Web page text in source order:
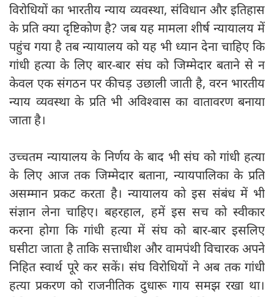
विरोधियों का भारतीय न्याय व्यवस्था, संविधान और इतिहास
के प्रति क्या दृष्टिकोण है? जब यह मामला शीर्ष न्यायालय में
पहुंच गया है तब न्यायालय को यह भी ध्यान देना चाहिए कि
गांधी हत्या के लिए बार-बार संघ को जिम्मेदार बताने से न
केवल एक संगठन पर कीचड़ उछाली जाती है, वरन भारतीय
न्याय व्यवस्था के प्रति भी अविश्वास का वातावरण बनाया
जाता है।
उच्चतम न्यायालय के निर्णय के बाद भी संघ को गांधी हत्या
के लिए आज तक जिम्मेदार बताना, न्यायपालिका के प्रति
असम्मान प्रकट करता है। न्यायालय को इस संबंध में भी
संज्ञान लेना चाहिए। बहरहाल, हमें इस सच को स्वीकार
करना होगा कि गांधी हत्या में संघ को बार-बार इसलिए
घसीटा जाता है ताकि सत्ताधीश और वामपंथी विचारक अपने
निहित स्वार्थ पूरे कर सकें। संघ विरोधियों ने अब तक गांधी
हत्या प्रकरण को राजनीतिक दुधारू गाय समझ रखा था।